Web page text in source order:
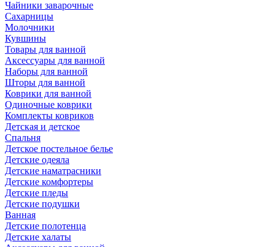
Чайники заварочные
Сахарницы
Молочники
Кувшины
Товары для ванной
Аксессуары для ванной
Наборы для ванной
Шторы для ванной
Коврики для ванной
Одиночные коврики
Комплекты ковриков
Детская и детское
Спальня
Детское постельное белье
Детские одеяла
Детские наматрасники
Детские комфортеры
Детские пледы
Детские подушки
Ванная
Детские полотенца
Детские халаты